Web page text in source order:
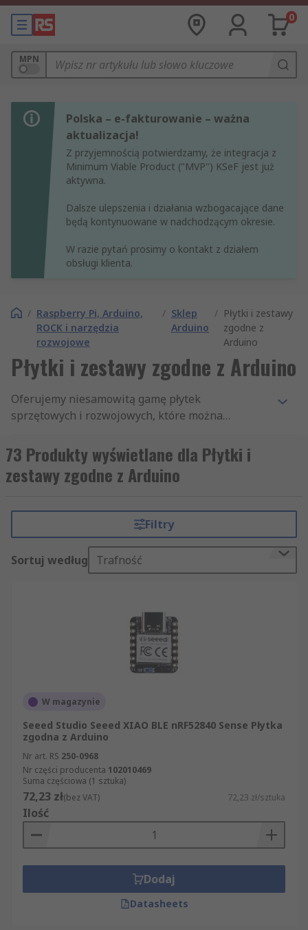
0
MPN
Polska – e-fakturowanie – ważna
aktualizacja!
Z przyjemnością potwierdzamy, że integracja z
Minimum Viable Product ("MVP") KSeF jest już
aktywna.
Dalsze ulepszenia i działania wzbogacające dane
będą kontynuowane w nadchodzącym okresie.
W razie pytań prosimy o kontakt z działem
obsługi klienta.
/ Raspberry Pi, Arduino,
ROCK i narzędzia
rozwojowe
/ Sklep
Arduino
/ Płytki i zestawy
zgodne z
Arduino
Płytki i zestawy zgodne z Arduino
Oferujemy niesamowitą gamę płytek
sprzętowych i rozwojowych, które można
takimi jak osłony i inne akcesoria. Niektóre
produkty mogą być również zgodne z
oprogramowaniem rozwojowym Arduino.
73 Produkty wyświetlane dla Płytki i
zestawy zgodne z Arduino
Filtry
Sortuj według Trafność
W magazynie
Seeed Studio Seeed XIAO BLE nRF52840 Sense Płytka
zgodna z Arduino
Nr art. RS 250-0968
Nr części producenta 102010469
Suma częściowa (1 sztuka)
72,23 zł(bez VAT) 72,23 zł/sztuka
Ilość
Dodaj
Datasheets